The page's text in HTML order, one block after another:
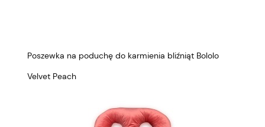
Poszewka na poduchę do karmienia bliźniąt Bololo
Velvet Peach